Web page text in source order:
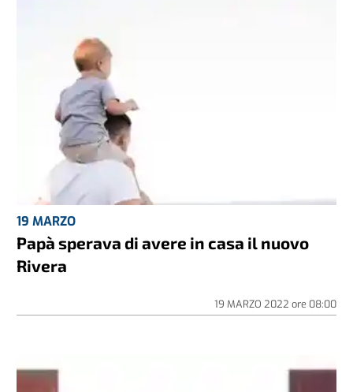
19 MARZO
Papà sperava di avere in casa il nuovo
Rivera
19 MARZO 2022 ore 08:00